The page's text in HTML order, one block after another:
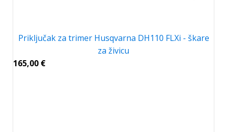
Priključak za trimer Husqvarna DH110 FLXi - škare
za živicu
165,00 €